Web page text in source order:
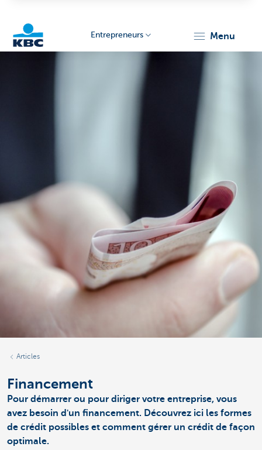
Entrepreneurs menu
Articles
Financement
Pour démarrer ou pour diriger votre entreprise, vous
avez besoin d'un financement. Découvrez ici les formes
de crédit possibles et comment gérer un crédit de façon
optimale.